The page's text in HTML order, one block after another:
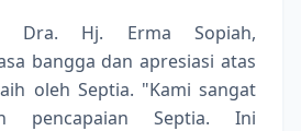
Dra. Hj. Erma Sopiah,
bangga dan apresiasi atas
oleh Septia. "Kami sangat
pencapaian Septia. Ini